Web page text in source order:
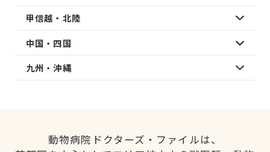
甲信越・北陸
中国・四国
九州・沖縄
動物病院ドクターズ・ファイルは、